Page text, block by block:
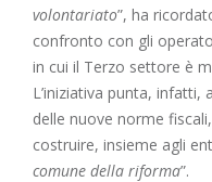
volontariato”, ha
confronto con gli
in cui il Terzo settore è
L’iniziativa punta,
delle nuove norme
costruire, insieme agli
comune della riforma”.